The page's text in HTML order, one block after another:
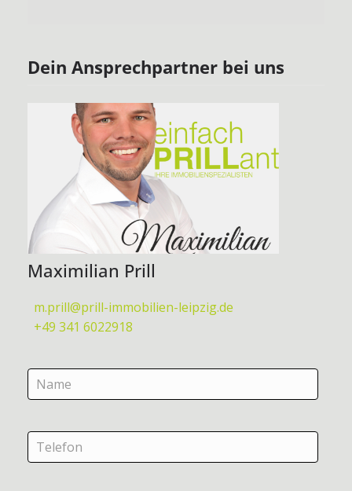
Dein Ansprechpartner bei uns
Maximilian Prill
m.prill@prill-immobilien-leipzig.de
+49 341 6022918